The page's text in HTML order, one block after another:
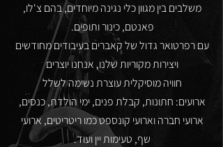
משלבים בין מגוון כלי נגינה מיוחדים, בהם צ'לו,
פאנטם, כינור ותופים.
עם רפרטואר גדול של קאברים בעיבודים מחודשים
ויצירות מקוריות שלנו, אנחנו יוצרים
חוויה מוסיקלית עוצרת נשימה לשלל
ארועים: חתונות, קבלת פנים, ימי הולדת, כנסים,
ארועי חברהוארועי קונספט כמו ריטריטים, ארועי
שף, טעימות יין ועוד.